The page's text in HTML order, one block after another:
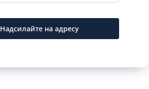
Надсилайте на адресу